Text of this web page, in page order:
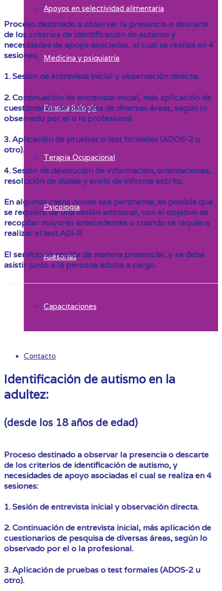
Apoyos en selectividad alimentaria
Medicina y psiquiatría
Fonoaudiología
Terapia Ocupacional
Psicología
Asesorías
Capacitaciones
Contacto
Proceso destinado a observar la presencia o descarte
de los criterios de identificación de autismo y
necesidades de apoyo asociadas, el cual se realiza en 4
sesiones:
1. Sesión de entrevista inicial y observación directa.
2. Continuación de entrevista inicial, más aplicación de
cuestionarios de pesquisa de diversas áreas, según lo
observado por el o la profesional.
3. Aplicación de pruebas o test formales (ADOS-2 u
otro).
4. Sesión de devolución de información, orientaciones,
resolución de dudas y envío de informe escrito.
En algunos casos donde sea pertinente, es posible que
se requiera de una sesión adicional, con el objetivo de
recopilar mayores antecedentes o cuando se requiera
realizar el test ADI-R.
El servicio se realiza de manera presencial, y se debe
asistir junto a la persona adulta a cargo.
Identificación de autismo en la
adultez:
(desde los 18 años de edad)
Proceso destinado a observar la presencia o descarte
de los criterios de identificación de autismo, y
necesidades de apoyo asociadas el cual se realiza en 4
sesiones:
1. Sesión de entrevista inicial y observación directa.
2. Continuación de entrevista inicial, más aplicación de
cuestionarios de pesquisa de diversas áreas, según lo
observado por el o la profesional.
3. Aplicación de pruebas o test formales (ADOS-2 u
otro).